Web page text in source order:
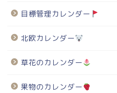
目標管理カレンダー
北欧カレンダー
草花のカレンダー
果物のカレンダー